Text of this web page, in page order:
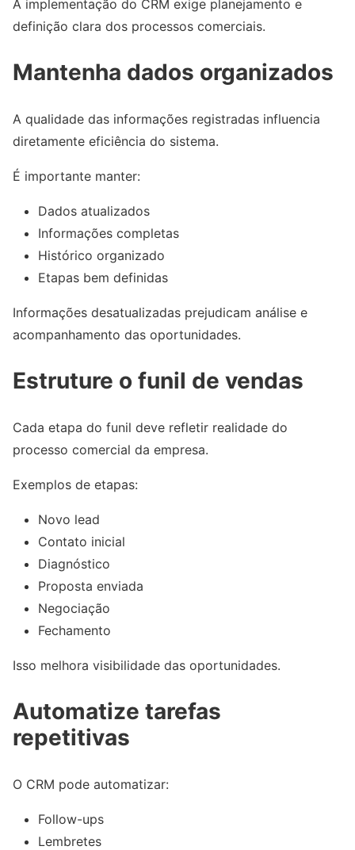
A implementação do CRM exige planejamento e
definição clara dos processos comerciais.
Mantenha dados organizados
A qualidade das informações registradas influencia
diretamente eficiência do sistema.
É importante manter:
Dados atualizados
Informações completas
Histórico organizado
Etapas bem definidas
Informações desatualizadas prejudicam análise e
acompanhamento das oportunidades.
Estruture o funil de vendas
Cada etapa do funil deve refletir realidade do
processo comercial da empresa.
Exemplos de etapas:
Novo lead
Contato inicial
Diagnóstico
Proposta enviada
Negociação
Fechamento
Isso melhora visibilidade das oportunidades.
Automatize tarefas
repetitivas
O CRM pode automatizar:
Follow-ups
Lembretes